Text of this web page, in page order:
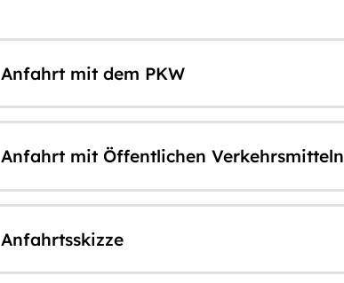
Anfahrt mit dem PKW
Anfahrt mit Öffentlichen Verkehrsmitteln
Anfahrtsskizze